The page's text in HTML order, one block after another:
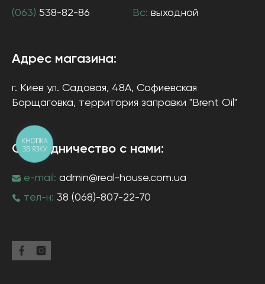
(063) 538-82-86
Вс: выходной
Адрес магазина:
г. Киев ул. Садовая, 48А, Софиевская
Борщаговка, территория заправки "Brent Oil"
Сотрудничество с нами:
e-mail: admin@real-house.com.ua
тел-н: 38 (068)-807-22-70
КНОПКА
ЗВ'ЯЗКУ